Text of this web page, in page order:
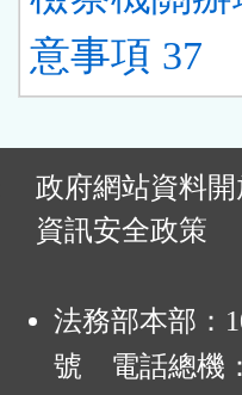
意事項 37
政府網站資料
資訊安全政策
法務部本部：
號 電話總機